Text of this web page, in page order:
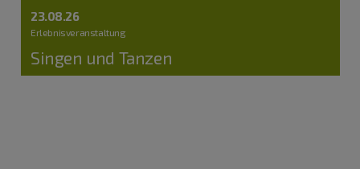
23.08.26
Erlebnisveranstaltung
Singen und Tanzen